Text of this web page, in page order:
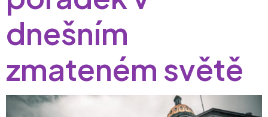
dnešním
zmateném světě